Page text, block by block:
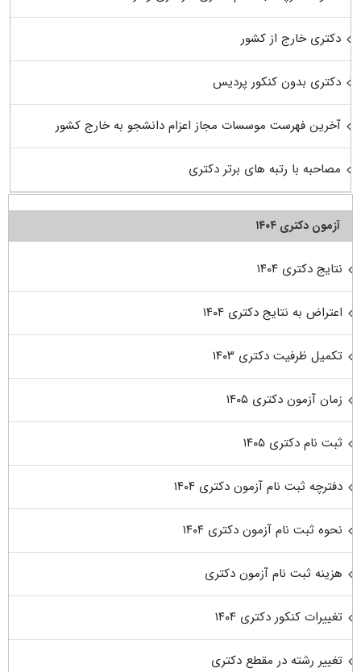
دکتری خارج از کشور
دکتری بدون کنکور پردیس
آخرین فهرست موسسات مجاز اعزام دانشجو به خارج کشور
مصاحبه با رتبه های برتر دکتری
آزمون دکتری ۱۴۰۴
نتایج دکتری ۱۴۰۴
اعتراض به نتایج دکتری ۱۴۰۴
تکمیل ظرفیت دکتری ۱۴۰۳
زمان آزمون دکتری ۱۴۰۵
ثبت نام دکتری ۱۴۰۵
دفترچه ثبت نام آزمون دکتری ۱۴۰۴
نحوه ثبت نام آزمون دکتری ۱۴۰۴
هزینه ثبت نام آزمون دکتری
تغییرات کنکور دکتری ۱۴۰۴
تغییر رشته در مقطع دکتری